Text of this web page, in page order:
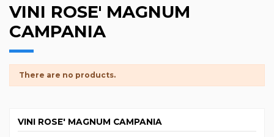
VINI ROSE' MAGNUM
CAMPANIA
There are no products.
VINI ROSE' MAGNUM CAMPANIA